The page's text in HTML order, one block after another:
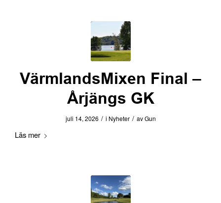
VärmlandsMixen Final –
Årjängs GK
juli 14, 2026 / i Nyheter / avGun
Läs mer